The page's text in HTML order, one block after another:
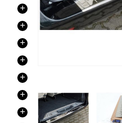
+
+
+
+
+
+
+